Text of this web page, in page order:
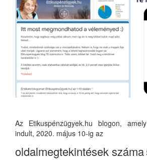
Az Etikuspénzügyek.hu blogon,
indult, 2020. május 10-ig az
oldalmegtekintések száma